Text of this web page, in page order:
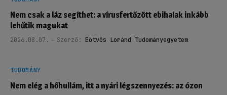
Nem csak a láz segíthet: a vírusfertőzött ebihalak inkább
lehűtik magukat
2026.08.07. Szerző: Eötvös Loránd Tudományegyetem
TUDOMÁNY
Nem elég a hőhullám, itt a nyári légszennyezés: az ózon